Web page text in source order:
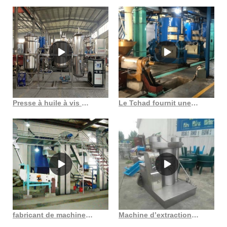
Presse à huile à vis mahine fabricant de machine de presse à huile d’arachide Le Tchad fournit une machine d’extraction d’huile de presse à froid au Burkina Faso
fabricant de machines à huile export et vente économie d’énergie au Burkina Faso Machine d’extraction automatique d’huile de noix de coco en acier inoxydable, 220 v